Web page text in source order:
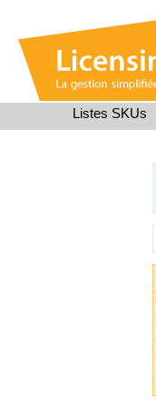
Listes SKUs